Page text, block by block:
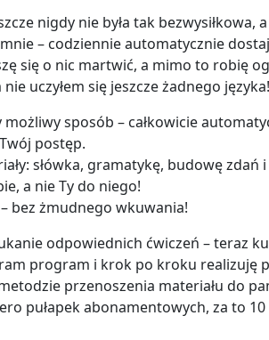
nigdy nie była tak bezwysiłkowa,
– codziennie automatycznie
się o nic martwić, a mimo to robię
uczyłem się jeszcze żadnego
sposób – całkowicie
postęp.
słówka, gramatykę, budowę zdań
a nie Ty do niego!
bez żmudnego wkuwania!
odpowiednich ćwiczeń – teraz
program i krok po kroku realizuję
przenoszenia materiału do
pułapek abonamentowych, za to